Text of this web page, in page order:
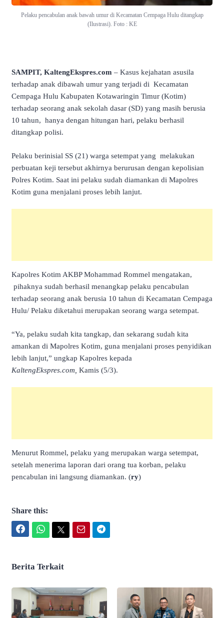
Pelaku pencabulan anak bawah umur di Kecamatan Cempaga Hulu ditangkap
(Ilustrasi). Foto : KE
SAMPIT, KaltengEkspres.com – Kasus kejahatan asusila
terhadap anak dibawah umur yang terjadi di Kecamatan
Cempaga Hulu Kabupaten Kotawaringin Timur (Kotim)
terhadap seorang anak sekolah dasar (SD) yang masih berusia
10 tahun, hanya dengan hitungan hari, pelaku berhasil
ditangkap polisi.
Pelaku berinisial SS (21) warga setempat yang melakukan
perbuatan keji tersebut akhirnya berurusan dengan kepolisian
Polres Kotim. Saat ini pelaku sudah diamankan di Mapolres
Kotim guna menjalani proses lebih lanjut.
Kapolres Kotim AKBP Mohammad Rommel mengatakan,
pihaknya sudah berhasil menangkap pelaku pencabulan
terhadap seorang anak berusia 10 tahun di Kecamatan Cempaga
Hulu/ Pelaku diketahui merupakan seorang warga setempat.
“Ya, pelaku sudah kita tangkap, dan sekarang sudah kita
amankan di Mapolres Kotim, guna menjalani proses penyidikan
lebih lanjut,” ungkap Kapolres kepada
KaltengEkspres.com, Kamis (5/3).
Menurut Rommel, pelaku yang merupakan warga setempat,
setelah menerima laporan dari orang tua korban, pelaku
pencabulan ini langsung diamankan. (ry)
Share this:
Berita Terkait